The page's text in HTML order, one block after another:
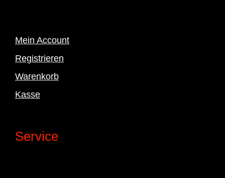
Mein Account
Registrieren
Warenkorb
Kasse
Service